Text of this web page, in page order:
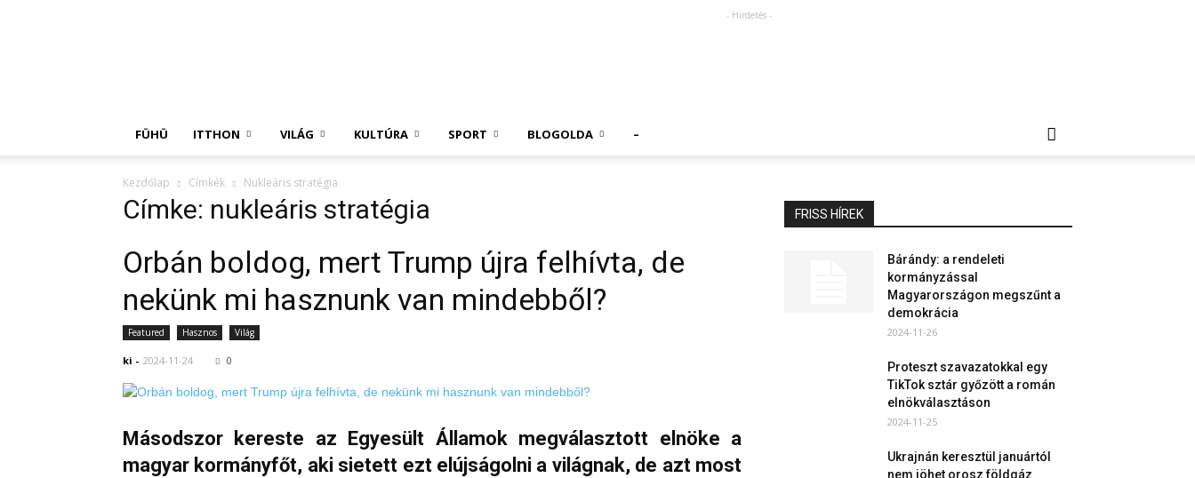
- Hirdetés -
FÜHÜ ITTHON VILÁG KULTÚRA SPORT BLOGOLDA –
Kezdőlap Címkék Nukleáris stratégia
Címke: nukleáris stratégia
Orbán boldog, mert Trump újra felhívta, de
nekünk mi hasznunk van mindebből?
Featured Hasznos Világ
ki - 2024-11-24 0
Másodszor kereste az Egyesült Államok megválasztott elnöke a
magyar kormányfőt, aki sietett ezt elújságolni a világnak, de azt most
FRISS HÍREK
Bárándy: a rendeleti
kormányzással
Magyarországon megszűnt a
demokrácia
2024-11-26
Proteszt szavazatokkal egy
TikTok sztár győzött a román
elnökválasztáson
2024-11-25
Ukrajnán keresztül januártól
nem jöhet orosz földgáz